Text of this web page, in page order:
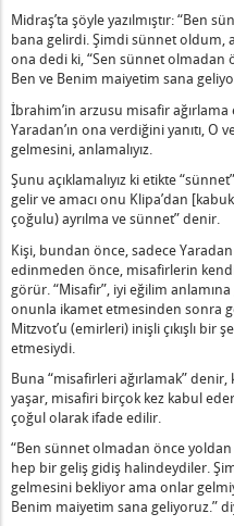
Varsa
Anlamı
Olmayan Biri, Ölmek
– 1
Yeryüzündeki Tüm
Tarafından Besleniyor
Bir El – 1
Şeyleri – 1
Başlama
Midraş’ta şöyle yazılmıştır: “Ben
bana gelirdi. Şimdi sünnet oldum,
ona dedi ki, “Sen sünnet olmadan
Ben ve Benim maiyetim sana
İbrahim’in arzusu misafir
Yaradan’ın ona verdiğini yanıtı, O
gelmesini, anlamalıyız.
Şunu açıklamalıyız ki etikte
gelir ve amacı onu Klipa’dan
çoğulu) ayrılma ve sünnet” denir.
Kişi, bundan önce, sadece
edinmeden önce, misafirlerin
görür. “Misafir”, iyi eğilim
onunla ikamet etmesinden sonra
Mitzvot’u (emirleri) inişli çıkışlı bir
etmesiydi.
Buna “misafirleri ağırlamak”
yaşar, misafiri birçok kez kabul
çoğul olarak ifade edilir.
“Ben sünnet olmadan önce
hep bir geliş gidiş halindeydiler.
gelmesini bekliyor ama onlar
Benim maiyetim sana geliyoruz.”